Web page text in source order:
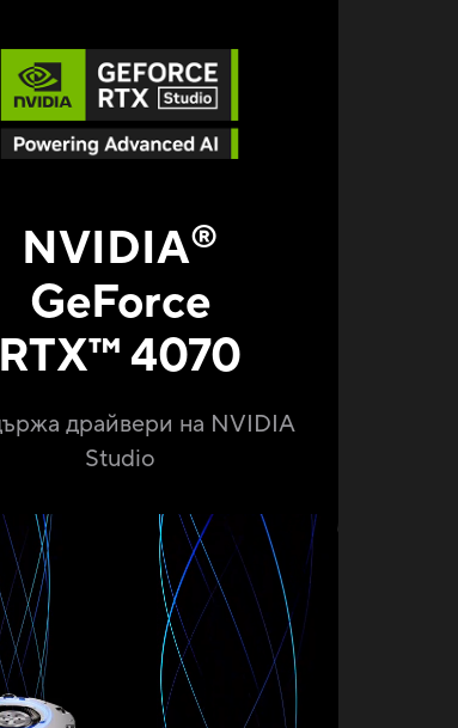
NVIDIA®
GeForce
RTX™ 4070
драйвери на NVIDIA
Studio